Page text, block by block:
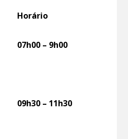
Horário
07h00 – 9h00
09h30 – 11h30